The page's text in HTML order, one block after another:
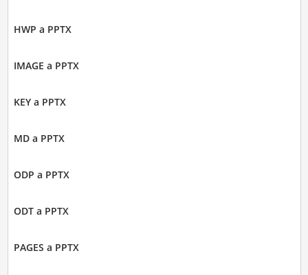
HWP a PPTX
IMAGE a PPTX
KEY a PPTX
MD a PPTX
ODP a PPTX
ODT a PPTX
PAGES a PPTX